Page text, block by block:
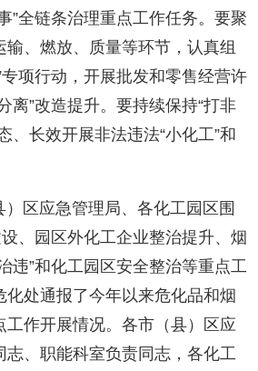
”全链条治理重点工作任务。要聚
、燃放、质量等环节，认真组
项行动，开展批发和零售经营许
离”改造提升。要持续保持“打非
、长效开展非法违法“小化工”和
区应急管理局、各化工园区围
、园区外化工企业整治提升、烟
违”和化工园区安全整治等重点工
化处通报了今年以来危化品和烟
工作开展情况。各市（县）区应
志、职能科室负责同志，各化工